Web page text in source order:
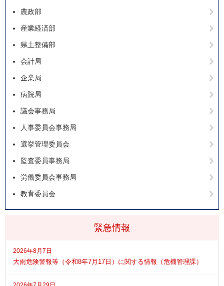
緊急情報
2026年8月7日
大雨危険警報等（令和8年7月17日）に関する情報（危機管理課）
農政部
産業経済部
県土整備部
会計局
企業局
病院局
議会事務局
人事委員会事務局
選挙管理委員会
監査委員事務局
労働委員会事務局
教育委員会